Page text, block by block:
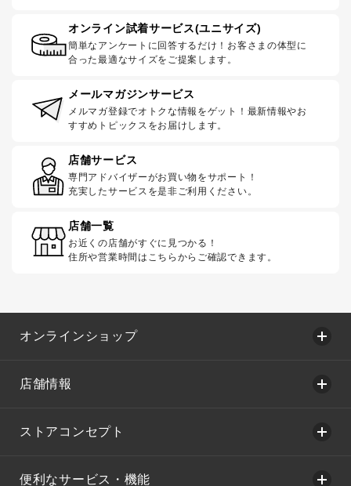
オンライン試着サービス(ユニサイズ)
簡単なアンケートに回答するだけ！お客さまの体型に
合った最適なサイズをご提案します。
メールマガジンサービス
メルマガ登録でオトクな情報をゲット！最新情報やお
すすめトピックスをお届けします。
店舗サービス
専門アドバイザーがお買い物をサポート！
充実したサービスを是非ご利用ください。
店舗一覧
お近くの店舗がすぐに見つかる！
住所や営業時間はこちらからご確認できます。
オンラインショップ
店舗情報
ストアコンセプト
便利なサービス・機能